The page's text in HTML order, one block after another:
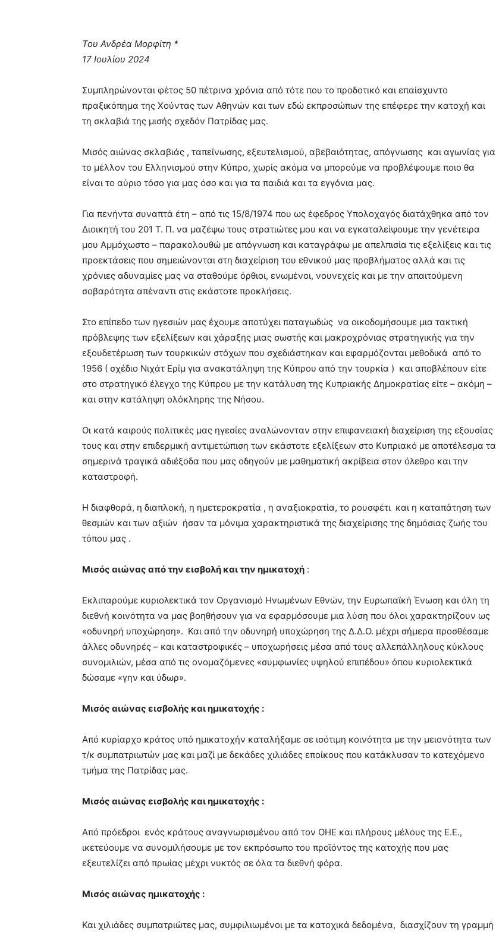
Του Ανδρέα Μορφίτη *
17 Ιουλίου 2024
Συμπληρώνονται φέτος 50 πέτρινα χρόνια από τότε που το προδοτικό και επαίσχυντο
πραξικόπημα της Χούντας των Αθηνών και των εδώ εκπροσώπων της επέφερε την κατοχή και
τη σκλαβιά της μισής σχεδόν Πατρίδας μας.
Μισός αιώνας σκλαβιάς , ταπείνωσης, εξευτελισμού, αβεβαιότητας, απόγνωσης και αγωνίας για
το μέλλον του Ελληνισμού στην Κύπρο, χωρίς ακόμα να μπορούμε να προβλέψουμε ποιο θα
είναι το αύριο τόσο για μας όσο και για τα παιδιά και τα εγγόνια μας.
Για πενήντα συναπτά έτη – από τις 15/8/1974 που ως έφεδρος Υπολοχαγός διατάχθηκα από τον
Διοικητή του 201 Τ. Π. να μαζέψω τους στρατιώτες μου και να εγκαταλείψουμε την γενέτειρα
μου Αμμόχωστο – παρακολουθώ με απόγνωση και καταγράφω με απελπισία τις εξελίξεις και τις
προεκτάσεις που σημειώνονται στη διαχείριση του εθνικού μας προβλήματος αλλά και τις
χρόνιες αδυναμίες μας να σταθούμε όρθιοι, ενωμένοι, νουνεχείς και με την απαιτούμενη
σοβαρότητα απέναντι στις εκάστοτε προκλήσεις.
Στο επίπεδο των ηγεσιών μας έχουμε αποτύχει παταγωδώς να οικοδομήσουμε μια τακτική
πρόβλεψης των εξελίξεων και χάραξης μιας σωστής και μακροχρόνιας στρατηγικής για την
εξουδετέρωση των τουρκικών στόχων που σχεδιάστηκαν και εφαρμόζονται μεθοδικά από το
1956 ( σχέδιο Νιχάτ Ερίμ για ανακατάληψη της Κύπρου από την τουρκία ) και αποβλέπουν είτε
στο στρατηγικό έλεγχο της Κύπρου με την κατάλυση της Κυπριακής Δημοκρατίας είτε – ακόμη –
και στην κατάληψη ολόκληρης της Νήσου.
Οι κατά καιρούς πολιτικές μας ηγεσίες αναλώνονταν στην επιφανειακή διαχείριση της εξουσίας
τους και στην επιδερμική αντιμετώπιση των εκάστοτε εξελίξεων στο Κυπριακό με αποτέλεσμα τα
σημερινά τραγικά αδιέξοδα που μας οδηγούν με μαθηματική ακρίβεια στον όλεθρο και την
καταστροφή.
Η διαφθορά, η διαπλοκή, η ημετεροκρατία , η αναξιοκρατία, το ρουσφέτι και η καταπάτηση των
θεσμών και των αξιών ήσαν τα μόνιμα χαρακτηριστικά της διαχείρισης της δημόσιας ζωής του
τόπου μας .
Μισός αιώνας από την εισβολή και την ημικατοχή :
Εκλιπαρούμε κυριολεκτικά τον Οργανισμό Ηνωμένων Εθνών, την Ευρωπαϊκή Ένωση και όλη τη
διεθνή κοινότητα να μας βοηθήσουν για να εφαρμόσουμε μια λύση που όλοι χαρακτηρίζουν ως
«οδυνηρή υποχώρηση». Και από την οδυνηρή υποχώρηση της Δ.Δ.Ο. μέχρι σήμερα προσθέσαμε
άλλες οδυνηρές – και καταστροφικές – υποχωρήσεις μέσα από τους αλλεπάλληλους κύκλους
συνομιλιών, μέσα από τις ονομαζόμενες «συμφωνίες υψηλού επιπέδου» όπου κυριολεκτικά
δώσαμε «γην και ύδωρ».
Μισός αιώνας εισβολής και ημικατοχής :
Από κυρίαρχο κράτος υπό ημικατοχήν καταλήξαμε σε ισότιμη κοινότητα με την μειονότητα των
τ/κ συμπατριωτών μας και μαζί με δεκάδες χιλιάδες εποίκους που κατάκλυσαν το κατεχόμενο
τμήμα της Πατρίδας μας.
Μισός αιώνας εισβολής και ημικατοχής :
Από πρόεδροι ενός κράτους αναγνωρισμένου από τον ΟΗΕ και πλήρους μέλους της Ε.Ε.,
ικετεύουμε να συνομιλήσουμε με τον εκπρόσωπο του προϊόντος της κατοχής που μας
εξευτελίζει από πρωίας μέχρι νυκτός σε όλα τα διεθνή φόρα.
Μισός αιώνας ημικατοχής :
Και χιλιάδες συμπατριώτες μας, συμφιλιωμένοι με τα κατοχικά δεδομένα, διασχίζουν τη γραμμή